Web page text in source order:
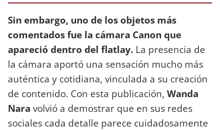
Sin embargo, uno de los objetos más
comentados fue la cámara Canon que
apareció dentro del flatlay. La presencia de
la cámara aportó una sensación mucho más
auténtica y cotidiana, vinculada a su creación
de contenido. Con esta publicación, Wanda
Nara volvió a demostrar que en sus redes
sociales cada detalle parece cuidadosamente